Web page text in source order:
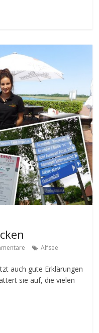
Alfsee
auch gute Erklärungen
sie auf, die vielen